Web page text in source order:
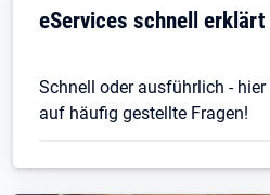
eServices schnell erklärt
Schnell oder ausführlich -
auf häufig gestellte Fragen!